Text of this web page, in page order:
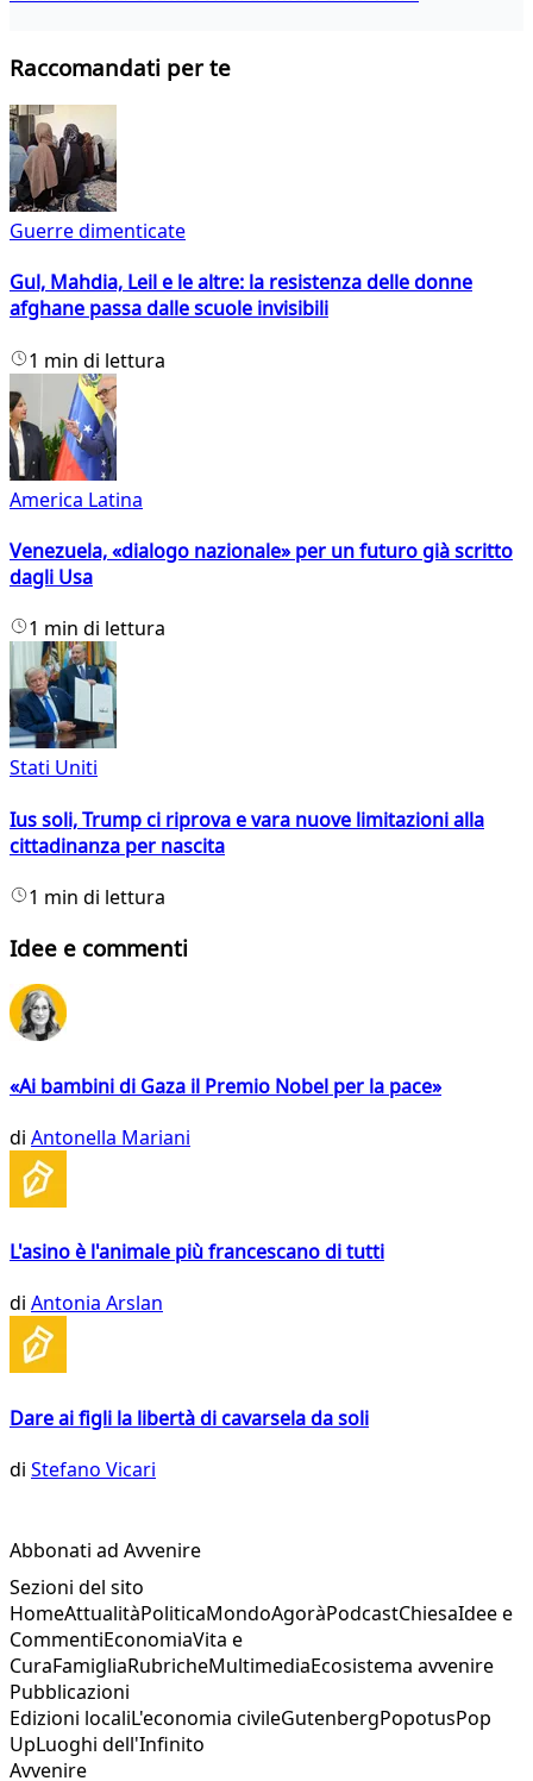
Raccomandati per te
Guerre dimenticate
Gul, Mahdia, Leil e le altre: la resistenza delle donne
afghane passa dalle scuole invisibili
1 min di lettura
America Latina
Venezuela, «dialogo nazionale» per un futuro già scritto
dagli Usa
1 min di lettura
Stati Uniti
Ius soli, Trump ci riprova e vara nuove limitazioni alla
cittadinanza per nascita
1 min di lettura
Idee e commenti
«Ai bambini di Gaza il Premio Nobel per la pace»
di Antonella Mariani
L'asino è l'animale più francescano di tutti
di Antonia Arslan
Dare ai figli la libertà di cavarsela da soli
di Stefano Vicari
Abbonati ad Avvenire
Sezioni del sito
HomeAttualitàPoliticaMondoAgoràPodcastChiesaIdee e
CommentiEconomiaVita e
CuraFamigliaRubricheMultimediaEcosistema avvenire
Pubblicazioni
Edizioni localiL'economia civileGutenbergPopotusPop
UpLuoghi dell'Infinito
Avvenire